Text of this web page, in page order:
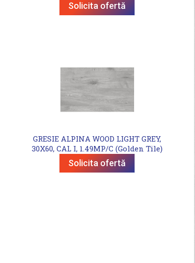
Solicita ofertă
GRESIE ALPINA WOOD LIGHT GREY,
30X60, CAL I, 1.49MP/C (Golden Tile)
Solicita ofertă